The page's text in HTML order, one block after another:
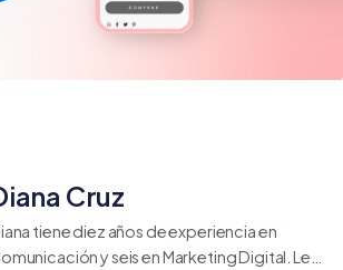
Cruz
tiene diez años de experiencia en
y seis en Marketing Digital. Le